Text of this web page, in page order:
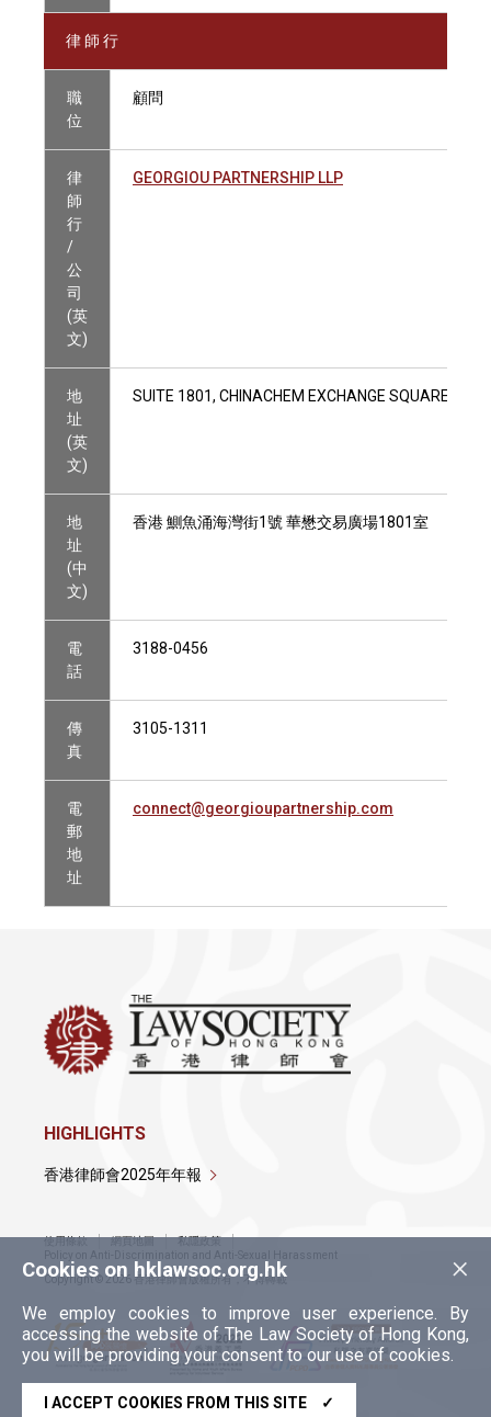
律 師 行
職
位
顧問
律
師
行
/
公
司
(英
文)
GEORGIOU PARTNERSHIP LLP
地
址
(英
文)
SUITE 1801, CHINACHEM EXCHANGE SQUARE, 1
地
址
(中
文)
香港 鰂魚涌海灣街1號 華懋交易廣場1801室
電
話
3188-0456
傳
真
3105-1311
電
郵
地
址
connect@georgioupartnership.com
×
Cookies on hklawsoc.org.hk
We employ cookies to improve user experience. By
accessing the website of The Law Society of Hong Kong,
you will be providing your consent to our use of cookies.
I ACCEPT COOKIES FROM THIS SITE ✓
HIGHLIGHTS
香港律師會2025年年報
使用條款 網頁地圖
私隱政策
Policy on Anti-Discrimination and Anti-Sexual Harassment
Copyright © 2026 香港律師會版權所有，不得轉載